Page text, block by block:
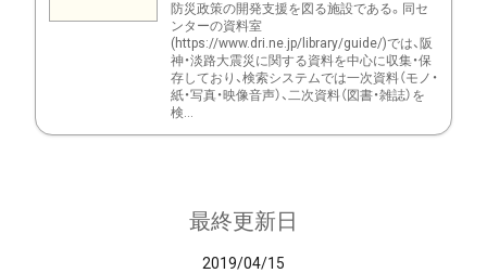
防災政策の開発支援を図る施設である。同セ
ンターの資料室
(https://www.dri.ne.jp/library/guide/)では、阪
神・淡路大震災に関する資料を中心に収集・保
存しており、検索システムでは一次資料（モノ・
紙・写真・映像音声）、二次資料（図書・雑誌）を
検...
最終更新日
2019/04/15